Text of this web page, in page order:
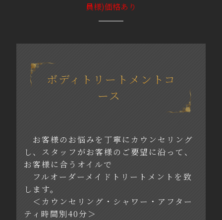
員様)価格あり
ボディトリートメントコ
ース
お客様のお悩みを丁寧にカウンセリング
し、スタッフがお客様のご要望に沿って、
お客様に合うオイルで
フルオーダーメイドトリートメントを致
します。
＜カウンセリング・シャワー・アフター
ティ時間別40分＞